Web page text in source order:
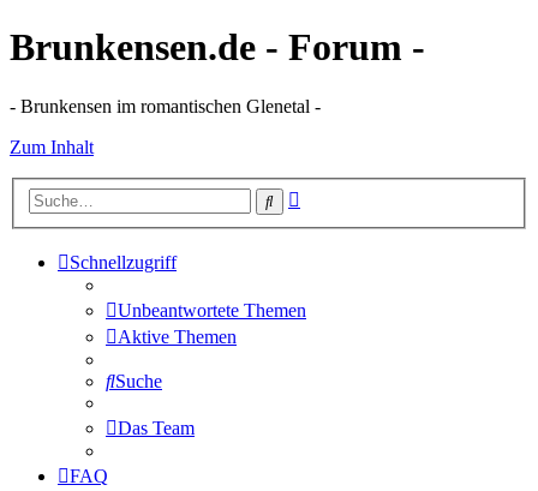
Brunkensen.de - Forum -
- Brunkensen im romantischen Glenetal -
Zum Inhalt
Suche
Schnellzugriff
Unbeantwortete Themen
Aktive Themen
Suche
Das Team
FAQ